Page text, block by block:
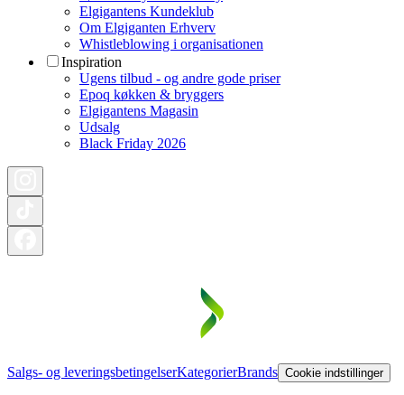
Elgigantens Kundeklub
Om Elgiganten Erhverv
Whistleblowing i organisationen
Inspiration
Ugens tilbud - og andre gode priser
Epoq køkken & bryggers
Elgigantens Magasin
Udsalg
Black Friday 2026
Salgs- og leveringsbetingelserKategorierBrands Cookie indstillinger